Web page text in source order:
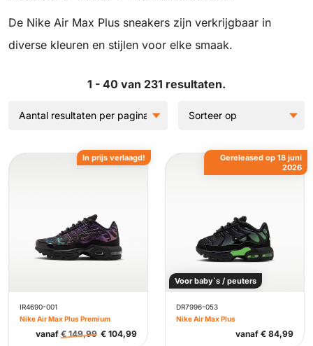
De Nike Air Max Plus sneakers zijn verkrijgbaar in
diverse kleuren en stijlen voor elke smaak.
1 - 40 van 231 resultaten.
IR4690-001
Nike Air Max Plus Premium
vanaf €149,99 € 104,99
In prijs verlaagd!
Voor baby`s / peuters
DR7996-053
Nike Air Max Plus
vanaf € 84,99
Gereleased op 18 juni
2026